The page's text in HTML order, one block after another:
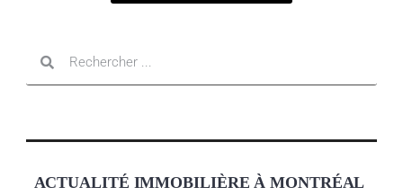
ACTUALITÉ IMMOBILIÈRE À MONTRÉAL